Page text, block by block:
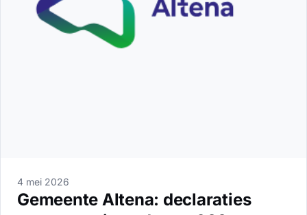
4 mei 2026
Gemeente Altena: declaraties